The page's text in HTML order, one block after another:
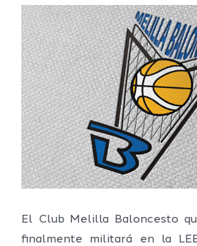
Ver
imagen
más
grande
El Club Melilla Baloncesto
finalmente militará en la